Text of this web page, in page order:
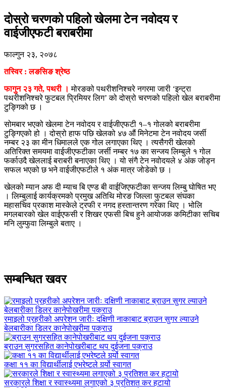
दोस्रो चरणको पहिलो खेलमा टेन नवोदय र
वाईजीएफटी बराबरीमा
फाल्गुन २३, २०७८
तस्विर : लङसिङ श्रेष्ठ
फागुन २३ गते, पथरी । मोरङको पथरीशनिश्चरे नगरमा जारी ‘इन्ट्रा
पथरीशनिश्चरे फुटबल प्रिमियर लिग’ को दोस्रो चरणको पहिलो खेल बराबरीमा
टुङ्गिको छ ।
सोमबार भएको खेलमा टेन नवोदय र वाईजीएफटी १–१ गोलको बराबरीमा
टुङ्गिएको हो । दोस्रो हाफ पछि खेलको ४७ औं मिनेटमा टेन नवोदय जर्सी
नम्बर २३ का मीन धिमालले एक गोल लगाएका थिए । त्यसैगरी खेलको
अतिरिक्त समयमा वाईजीएफटीका जर्सी नम्बर १७ का सन्जय लिम्बुले १ गोल
फर्काउदै खेललाई बराबरी बनाएका थिए । यो संगै टेन नवोदयले ४ अंक जोड्न
सफल भएको छ भने वाईजीएफटीले १ अंक मात्र जोडेको छ ।
खेलको म्यान अफ दी म्याच बि एण्ड बी वाईजिएफटीका सन्जय लिम्बु घोषित भए
। लिम्बुलाई कार्यक्रमको प्रमुख अतिथि मोरङ जिल्ला फुटबल संघका
महासचिव प्रकाश मास्केले ट्रफी र नगद हस्तान्तरण गरेका थिए । भोलि
मगलबारको खेल वाईएफसी र शिखर एफसी बिच हुने आयोजक कमिटीका सचिब
मनि लुम्फुवा लिम्बुले बताए ।
सम्बन्धित खवर
रमाइलो प्रहरीको अपरेशन जारीः दक्षिणी नाकाबाट ब्राउन सुगर ल्याउने
बेलबारीका डिलर कानेपोखरीमा पक्राउ
ब्राउन सुगरसहित कानेपोखरीबाट थप दुईजना पक्राउ
कक्षा ११ का विद्यार्थीलाई एभरेष्टले गर्र्यो स्वागत
सरकारले शिक्षा र स्वास्थ्यमा लगाएको ३ प्रतिशत कर हटायो